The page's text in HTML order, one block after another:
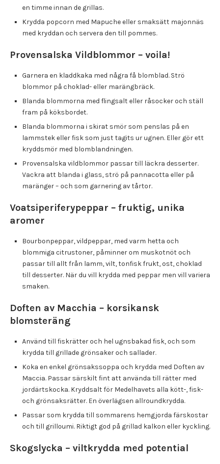
en timme innan de grillas.
Krydda popcorn med Mapuche eller smaksätt majonnäs
med kryddan och servera den till pommes.
Provensalska Vildblommor – voila!
Garnera en kladdkaka med några få blomblad. Strö
blommor på choklad- eller marängbräck.
Blanda blommorna med flingsalt eller råsocker och ställ
fram på köksbordet.
Blanda blommorna i skirat smör som penslas på en
lammstek eller fisk som just tagits ur ugnen. Eller gör ett
kryddsmör med blomblandningen.
Provensalska vildblommor passar till läckra desserter.
Vackra att blanda i glass, strö på pannacotta eller på
maränger – och som garnering av tårtor.
Voatsiperiferypeppar – fruktig, unika
aromer
Bourbonpeppar, vildpeppar, med varm hetta och
blommiga citrustoner, påminner om muskotnöt och
passar till allt från lamm, vilt, tonfisk frukt, ost, choklad
till desserter. När du vill krydda med peppar men vill variera
smaken.
Doften av Macchia – korsikansk
blomsteräng
Använd till fiskrätter och hel ugnsbakad fisk, och som
krydda till grillade grönsaker och sallader.
Koka en enkel grönsakssoppa och krydda med Doften av
Maccia. Passar särskilt fint att använda till rätter med
jordärtskocka. Kryddsalt för Medelhavets alla kött-, fisk-
och grönsaksrätter. En överlägsen allroundkrydda.
Passar som krydda till sommarens hemgjorda färskostar
och till grilloumi. Riktigt god på grillad kalkon eller kyckling.
Skogslycka – viltkrydda med potential